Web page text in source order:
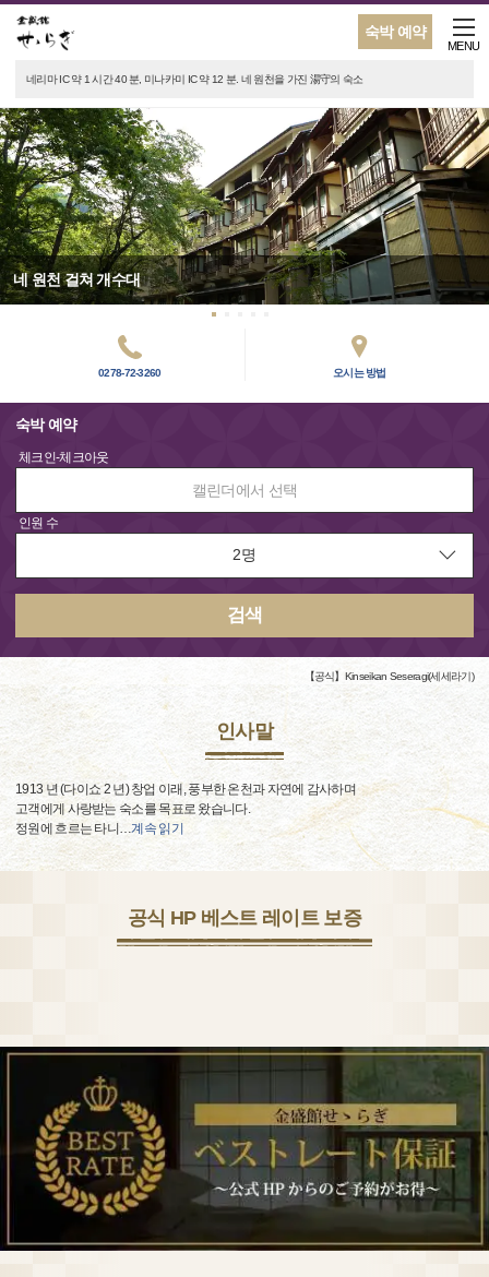
숙박 예약
MENU
네리마 IC 약 1 시간 40 분, 미나카미 IC 약 12 분. 네 원천을 가진 湯守의 숙소
네 원천 걸쳐 개수대
0278-72-3260 오시는 방법
숙박 예약
체크인-체크아웃
캘린더에서 선택
인원 수
검색
【공식】Kinseikan Seseragi(세세라기)
인사말
1913 년 (다이쇼 2 년) 창업 이래, 풍부한 온천과 자연에 감사하며
고객에게 사랑받는 숙소를 목표로 왔습니다.
정원에 흐르는 타니 …계속 읽기
공식 HP 베스트 레이트 보증